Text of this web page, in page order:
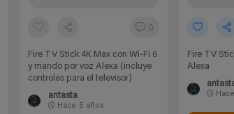
0
Fire TV Stick 4K Max con Wi-Fi 6
y mando por voz Alexa (incluye
controles para el televisor)
antasta
Hace 5 años
Fire TV
Alexa
Hace